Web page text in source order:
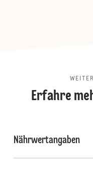
Erfahre
Nährwertangaben